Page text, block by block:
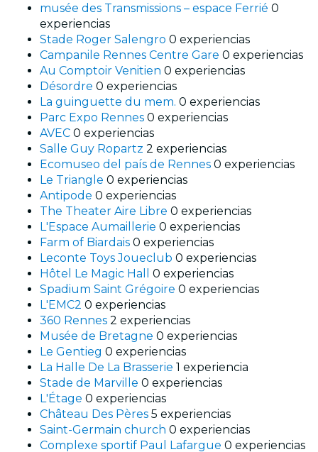
musée des Transmissions – espace Ferrié 0
experiencias
Stade Roger Salengro 0 experiencias
Campanile Rennes Centre Gare 0 experiencias
Au Comptoir Venitien 0 experiencias
Désordre 0 experiencias
La guinguette du mem. 0 experiencias
Parc Expo Rennes 0 experiencias
AVEC 0 experiencias
Salle Guy Ropartz 2 experiencias
Ecomuseo del país de Rennes 0 experiencias
Le Triangle 0 experiencias
Antipode 0 experiencias
The Theater Aire Libre 0 experiencias
L'Espace Aumaillerie 0 experiencias
Farm of Biardais 0 experiencias
Leconte Toys Joueclub 0 experiencias
Hôtel Le Magic Hall 0 experiencias
Spadium Saint Grégoire 0 experiencias
L'EMC2 0 experiencias
360 Rennes 2 experiencias
Musée de Bretagne 0 experiencias
Le Gentieg 0 experiencias
La Halle De La Brasserie 1 experiencia
Stade de Marville 0 experiencias
L'Étage 0 experiencias
Château Des Pères 5 experiencias
Saint-Germain church 0 experiencias
Complexe sportif Paul Lafargue 0 experiencias